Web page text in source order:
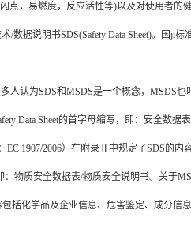
点，易燃度，反应活性等)以及对使用者
/数据说明书SDS(Safety Data Sheet)。国ji
人认为SDS和MSDS是一个概念，MSDS
Data Sheet的首字母缩写，即：安全数据
EC 1907/2006）在附录Ⅱ中规定了SDS的内
：物质安全数据表/物质安全说明书。关于
包括化学品及企业信息、危害鉴定、成分